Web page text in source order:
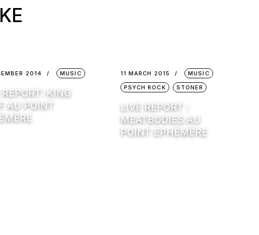
2014 MUSIC
KING
AU POINT
11 MARCH 2015
MUSIC
PSYCH ROCK
STONER
LIVE REPORT :
MEATBODIES AU
POINT EPHÉMÈRE